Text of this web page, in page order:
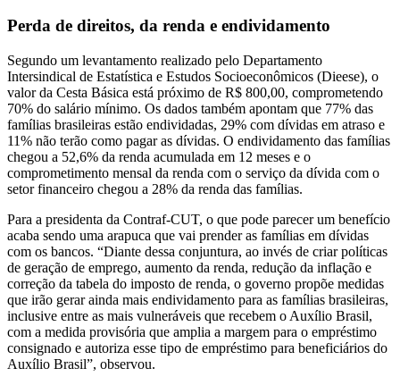
Perda de direitos, da renda e endividamento
Segundo um levantamento realizado pelo Departamento
Intersindical de Estatística e Estudos Socioeconômicos (Dieese), o
valor da Cesta Básica está próximo de R$ 800,00, comprometendo
70% do salário mínimo. Os dados também apontam que 77% das
famílias brasileiras estão endividadas, 29% com dívidas em atraso e
11% não terão como pagar as dívidas. O endividamento das famílias
chegou a 52,6% da renda acumulada em 12 meses e o
comprometimento mensal da renda com o serviço da dívida com o
setor financeiro chegou a 28% da renda das famílias.
Para a presidenta da Contraf-CUT, o que pode parecer um benefício
acaba sendo uma arapuca que vai prender as famílias em dívidas
com os bancos. “Diante dessa conjuntura, ao invés de criar políticas
de geração de emprego, aumento da renda, redução da inflação e
correção da tabela do imposto de renda, o governo propõe medidas
que irão gerar ainda mais endividamento para as famílias brasileiras,
inclusive entre as mais vulneráveis que recebem o Auxílio Brasil,
com a medida provisória que amplia a margem para o empréstimo
consignado e autoriza esse tipo de empréstimo para beneficiários do
Auxílio Brasil”, observou.